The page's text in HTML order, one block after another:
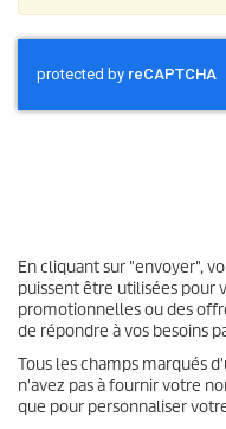
En cliquant sur "envoyer",
puissent être utilisées pour
promotionnelles ou des
de répondre à vos besoins
Tous les champs marqués
n'avez pas à fournir votre
que pour personnaliser